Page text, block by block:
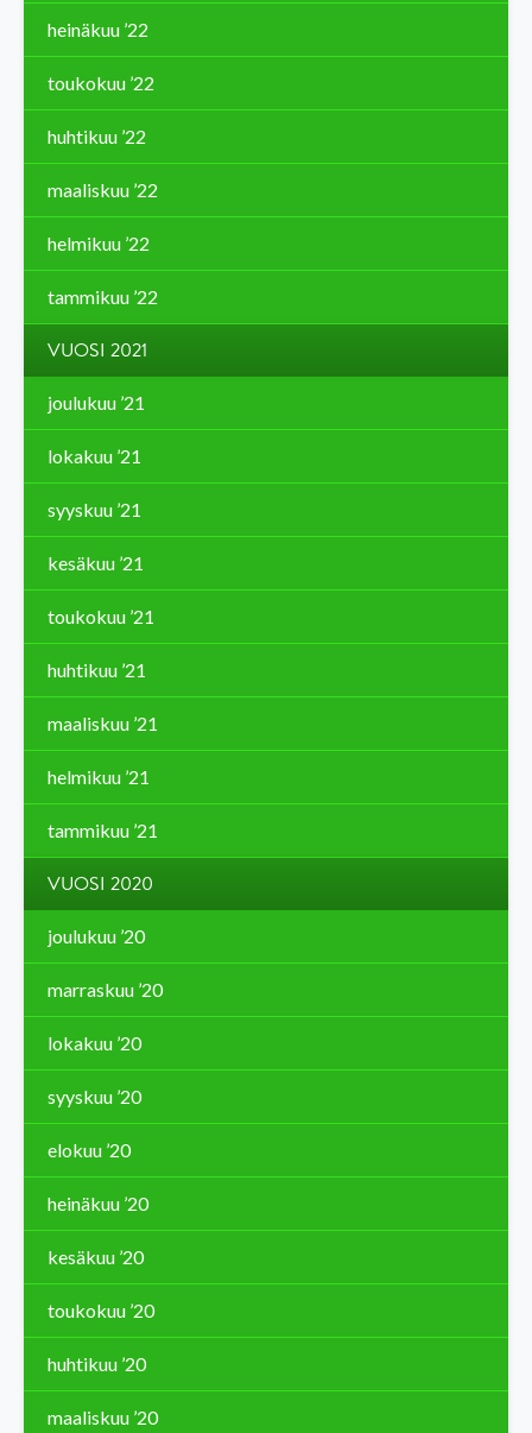
heinäkuu ’22
toukokuu ’22
huhtikuu ’22
maaliskuu ’22
helmikuu ’22
tammikuu ’22
VUOSI 2021
joulukuu ’21
lokakuu ’21
syyskuu ’21
kesäkuu ’21
toukokuu ’21
huhtikuu ’21
maaliskuu ’21
helmikuu ’21
tammikuu ’21
VUOSI 2020
joulukuu ’20
marraskuu ’20
lokakuu ’20
syyskuu ’20
elokuu ’20
heinäkuu ’20
kesäkuu ’20
toukokuu ’20
huhtikuu ’20
maaliskuu ’20